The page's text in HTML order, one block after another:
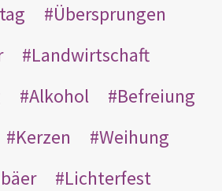
Übersprungen
Landwirtschaft
Alkohol
Befreiung
Kerzen
Weihung
Lichterfest